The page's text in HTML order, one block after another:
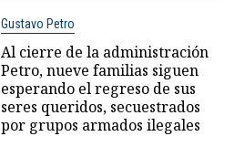
Gustavo Petro
Al cierre de la administración
Petro, nueve familias siguen
esperando el regreso de sus
seres queridos, secuestrados
por grupos armados ilegales